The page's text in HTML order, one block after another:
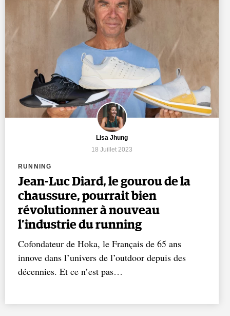
Lisa Jhung
18 Juillet 2023
RUNNING
Jean-Luc Diard, le gourou de la
chaussure, pourrait bien
révolutionner à nouveau
l’industrie du running
Cofondateur de Hoka, le Français de 65 ans
innove dans l’univers de l’outdoor depuis des
décennies. Et ce n’est pas…